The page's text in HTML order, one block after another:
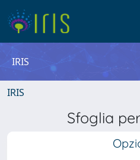
IRIS
IRIS
Sfoglia